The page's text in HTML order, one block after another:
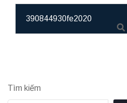
Tìm kiếm